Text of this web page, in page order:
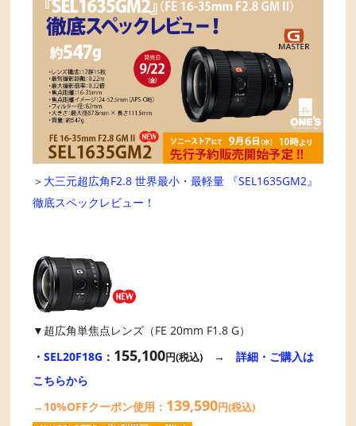
＞ 大三元超広角F2.8 世界最小・最軽量 『SEL1635GM2』
徹底スペックレビュー！
▼超広角単焦点レンズ（FE 20mm F1.8 G）
・SEL20F18G ： 155,100円(税込) →詳細・ご購入は
こちらから
→10%OFFクーポン使用： 139,590円(税込)